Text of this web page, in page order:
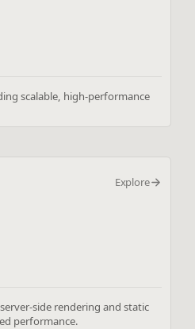
scalable, high-performance
Explore
side rendering and static
performance.